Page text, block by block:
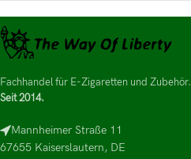
Fachhandel für E-Zigaretten und Zubehör.
Seit 2014.
Mannheimer Straße 11
67655 Kaiserslautern, DE